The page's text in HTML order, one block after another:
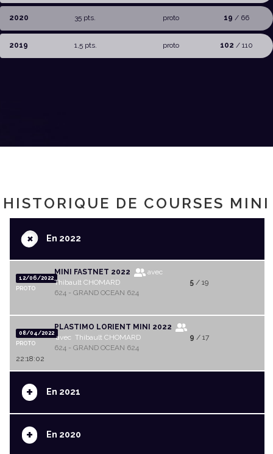
2020 35 pts. proto 19 / 66
2019 1,5 pts. proto 102 / 110
HISTORIQUE DE COURSES MINI
+En 2022
12/06/2022
PROTO
MINI FASTNET 2022
avec
Thibault CHOMARD
624 - GRAND OCEAN 624
5/ 19
08/04/2022
PROTO
PLASTIMO LORIENT MINI 2022
avec Thibault CHOMARD
624 - GRAND OCEAN 624
9 / 17
22:18:02
+ En 2021
+ En 2020